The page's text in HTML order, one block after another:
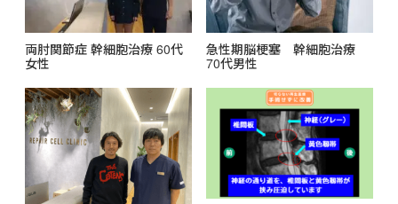
両肘関節症 幹細胞治療 60代
女性
急性期脳梗塞 幹細胞治療
70代男性